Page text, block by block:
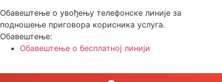
Обавештење о увођењу телефонске линије за
подношење приговора корисника услуга.
Обавештење:
Обавештење о бесплатној линији